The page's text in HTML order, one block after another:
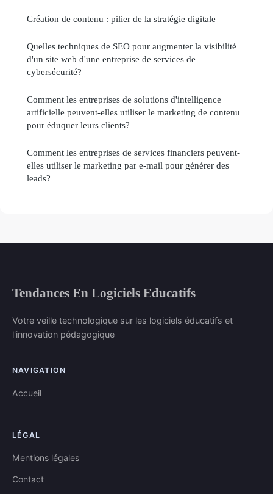
Création de contenu : pilier de la stratégie digitale
Quelles techniques de SEO pour augmenter la visibilité
d'un site web d'une entreprise de services de
cybersécurité?
Comment les entreprises de solutions d'intelligence
artificielle peuvent-elles utiliser le marketing de contenu
pour éduquer leurs clients?
Comment les entreprises de services financiers peuvent-
elles utiliser le marketing par e-mail pour générer des
leads?
Tendances En Logiciels Educatifs
Votre veille technologique sur les logiciels éducatifs et
l'innovation pédagogique
NAVIGATION
Accueil
LÉGAL
Mentions légales
Contact